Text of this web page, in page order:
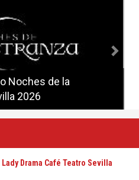
Noches de la
2026
Candlelight en
Drama Café Teatro Sevilla